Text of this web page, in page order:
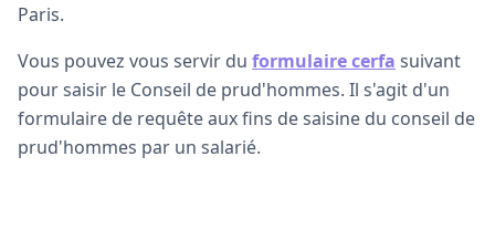
Paris.
Vous pouvez vous servir du formulaire cerfa suivant
pour saisir le Conseil de prud'hommes. Il s'agit d'un
formulaire de requête aux fins de saisine du conseil de
prud'hommes par un salarié.